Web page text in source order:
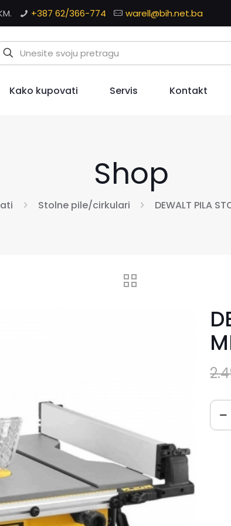
+387 62/366-774 warell@bih.net.ba
Kako kupovati Servis Kontakt
Shop
Stolne pile/cirkulari DEWALT PILA